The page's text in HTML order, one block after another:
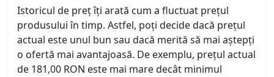
Istoricul de preț îți arată cum a fluctuat prețul
produsului în timp. Astfel, poți decide dacă prețul
actual este unul bun sau dacă merită să mai aștepți
o ofertă mai avantajoasă. De exemplu, prețul actual
de 181,00 RON este mai mare decât minimul